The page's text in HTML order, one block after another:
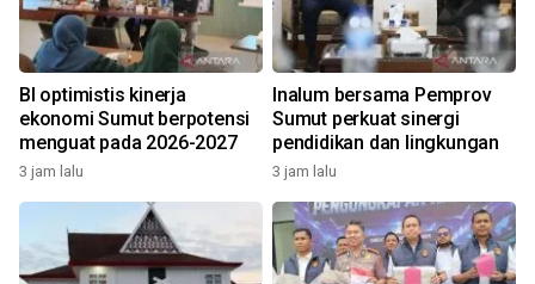
BI optimistis kinerja
ekonomi Sumut berpotensi
menguat pada 2026-2027
3 jam lalu
Inalum bersama Pemprov
Sumut perkuat sinergi
pendidikan dan lingkungan
3 jam lalu